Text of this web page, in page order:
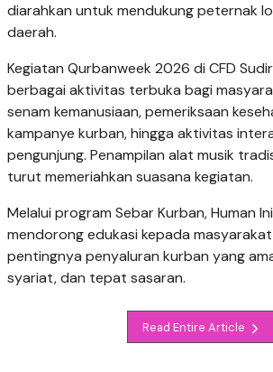
diarahkan untuk mendukung peternak
daerah.
Kegiatan Qurbanweek 2026 di CFD
berbagai aktivitas terbuka bagi
senam kemanusiaan, pemeriksaan
kampanye kurban, hingga aktivitas
pengunjung. Penampilan alat musik
turut memeriahkan suasana kegiatan.
Melalui program Sebar Kurban, Human
mendorong edukasi kepada
pentingnya penyaluran kurban yang
syariat, dan tepat sasaran.
Read Entire Article